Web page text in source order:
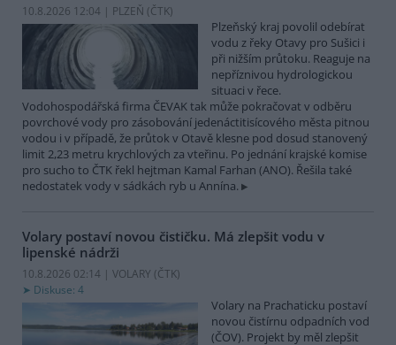
10.8.2026 12:04 | PLZEŇ (ČTK)
Plzeňský kraj povolil odebírat
vodu z řeky Otavy pro Sušici i
při nižším průtoku. Reaguje na
nepříznivou hydrologickou
situaci v řece.
Vodohospodářská firma ČEVAK tak může pokračovat v odběru
povrchové vody pro zásobování jedenáctitisícového města pitnou
vodou i v případě, že průtok v Otavě klesne pod dosud stanovený
limit 2,23 metru krychlových za vteřinu. Po jednání krajské komise
pro sucho to ČTK řekl hejtman Kamal Farhan (ANO). Řešila také
nedostatek vody v sádkách ryb u Annína.
Volary postaví novou čističku. Má zlepšit vodu v
lipenské nádrži
10.8.2026 02:14 | VOLARY (ČTK)
Diskuse: 4
Volary na Prachaticku postaví
novou čistírnu odpadních vod
(ČOV). Projekt by měl zlepšit